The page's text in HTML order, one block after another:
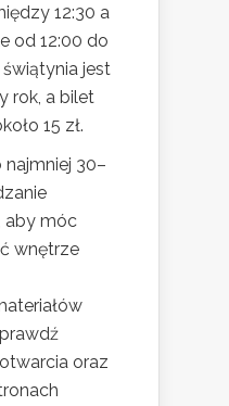
12:30 a
od 12:00 do
jest
rok, a bilet
15 zł.
30–
aby móc
wnętrze
oraz